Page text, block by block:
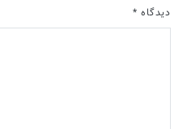
دیدگاه *